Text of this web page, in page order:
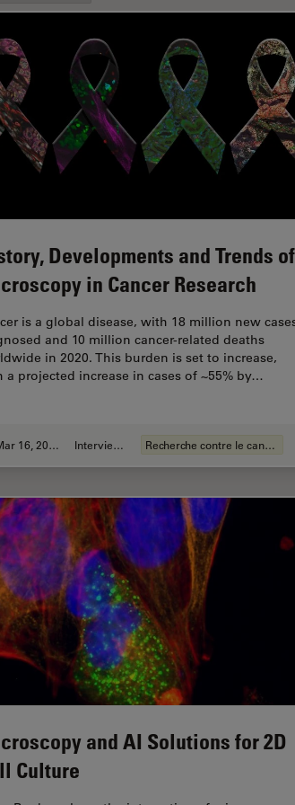
Developments and Trends of
in Cancer Research
is a global disease, with 18 million new
and 10 million cancer-related deaths
in 2020. This burden is set to increase,
a projected increase in cases of ~55% by…
Mar 16, 2026 Interviews Recherche contre le cancer
and AI Solutions for 2D
Culture